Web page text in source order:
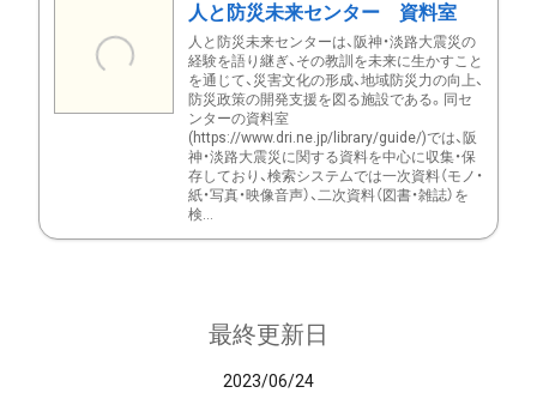
人と防災未来センター 資料室
人と防災未来センターは、阪神・淡路大震災の
経験を語り継ぎ、その教訓を未来に生かすこと
を通じて、災害文化の形成、地域防災力の向上、
防災政策の開発支援を図る施設である。同セ
ンターの資料室
(https://www.dri.ne.jp/library/guide/)では、阪
神・淡路大震災に関する資料を中心に収集・保
存しており、検索システムでは一次資料（モノ・
紙・写真・映像音声）、二次資料（図書・雑誌）を
検...
最終更新日
2023/06/24